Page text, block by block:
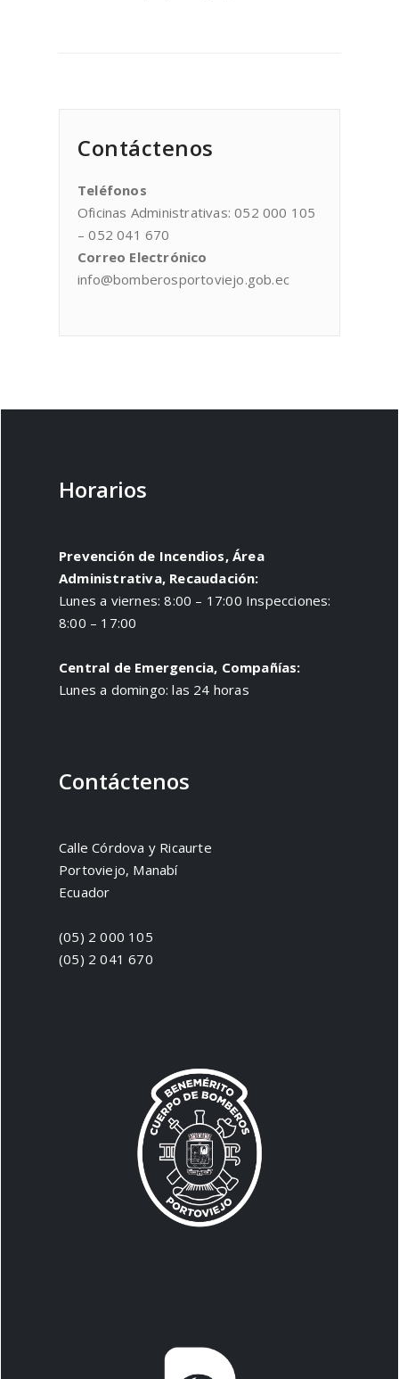
Contáctenos
Teléfonos
Oficinas Administrativas: 052 000 105
– 052 041 670
Correo Electrónico
info@bomberosportoviejo.gob.ec
Horarios
Prevención de Incendios, Área
Administrativa, Recaudación:
Lunes a viernes: 8:00 – 17:00 Inspecciones:
8:00 – 17:00
Central de Emergencia, Compañías:
Lunes a domingo: las 24 horas
Contáctenos
Calle Córdova y Ricaurte
Portoviejo, Manabí
Ecuador
(05) 2 000 105
(05) 2 041 670